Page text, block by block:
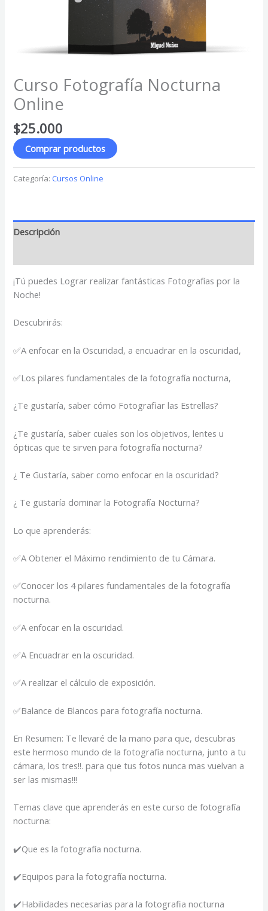
Curso Fotografía Nocturna
Online
$25.000
Comprar productos
Categoría: Cursos Online
Descripción
¡Tú puedes Lograr realizar fantásticas Fotografías por la
Noche!
Descubrirás:
✅A enfocar en la Oscuridad, a encuadrar en la oscuridad,
✅Los pilares fundamentales de la fotografía nocturna,
¿Te gustaría, saber cómo Fotografiar las Estrellas?
¿Te gustaría, saber cuales son los objetivos, lentes u
ópticas que te sirven para fotografía nocturna?
¿ Te Gustaría, saber como enfocar en la oscuridad?
¿ Te gustaría dominar la Fotografía Nocturna?
Lo que aprenderás:
✅A Obtener el Máximo rendimiento de tu Cámara.
✅Conocer los 4 pilares fundamentales de la fotografía
nocturna.
✅A enfocar en la oscuridad.
✅A Encuadrar en la oscuridad.
✅A realizar el cálculo de exposición.
✅Balance de Blancos para fotografía nocturna.
En Resumen: Te llevaré de la mano para que, descubras
este hermoso mundo de la fotografía nocturna, junto a tu
cámara, los tres!!. para que tus fotos nunca mas vuelvan a
ser las mismas!!!
Temas clave que aprenderás en este curso de fotografía
nocturna:
✔️Que es la fotografía nocturna.
✔️Equipos para la fotografía nocturna.
✔️Habilidades necesarias para la fotografia nocturna